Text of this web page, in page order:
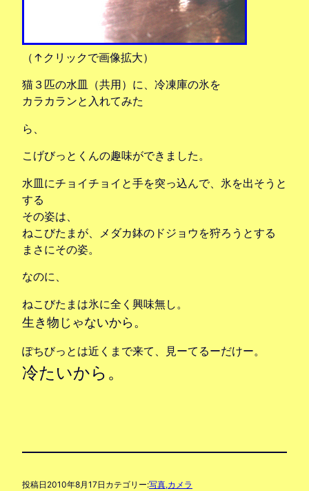
（↑クリックで画像拡大）
猫３匹の水皿（共用）に、冷凍庫の氷を
カラカランと入れてみた
ら、
こげびっとくんの趣味ができました。
水皿にチョイチョイと手を突っ込んで、氷を出そうと
する
その姿は、
ねこびたまが、メダカ鉢のドジョウを狩ろうとする
まさにその姿。
なのに、
ねこびたまは氷に全く興味無し。
生き物じゃないから。
ぽちびっとは近くまで来て、見ーてるーだけー。
冷たいから。
投稿日 2010年8月17日 カテゴリー:写真,カメラ